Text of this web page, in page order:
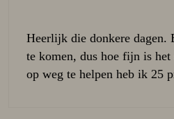
Heerlijk die donkere dagen.
te komen, dus hoe fijn is
op weg te helpen heb ik 25